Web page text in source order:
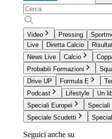
Video Pressing
Live
Diretta Calcio
News Live
Calcio
Probabili Formazioni
Drive UP
Formula E
Podcast
Lifestyle
Un
Speciali Europei
Speciali
Speciale Scudetti
Seguici anche su